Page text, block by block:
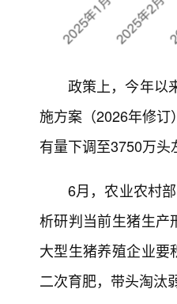
政策上，今年以
施方案（2026年修订
有量下调至3750万头
6月，农业农村
析研判当前生猪生产
大型生猪养殖企业
二次育肥，带头淘汰